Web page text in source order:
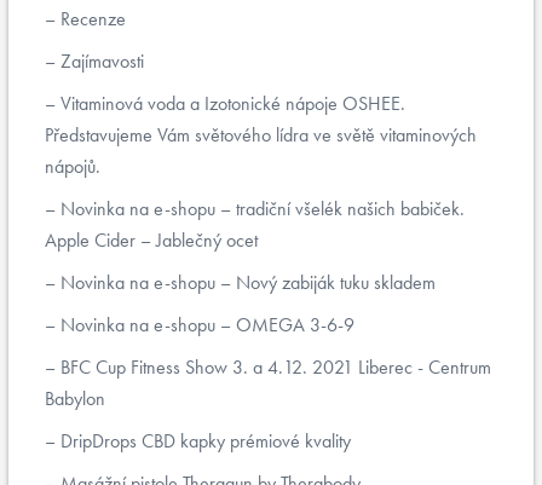
Recenze
Zajímavosti
Vitaminová voda a Izotonické nápoje OSHEE.
Představujeme Vám světového lídra ve světě vitaminových
nápojů.
Novinka na e-shopu – tradiční všelék našich babiček.
Apple Cider – Jablečný ocet
Novinka na e-shopu – Nový zabiják tuku skladem
Novinka na e-shopu – OMEGA 3-6-9
BFC Cup Fitness Show 3. a 4.12. 2021 Liberec - Centrum
Babylon
DripDrops CBD kapky prémiové kvality